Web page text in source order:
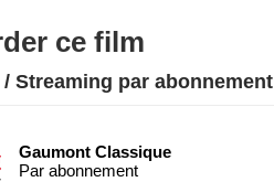
ce film
/ Streaming par abonnement
Gaumont Classique
Par abonnement